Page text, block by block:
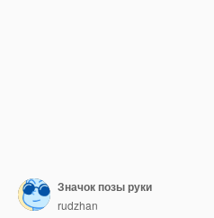
Значок позы руки
rudzhan